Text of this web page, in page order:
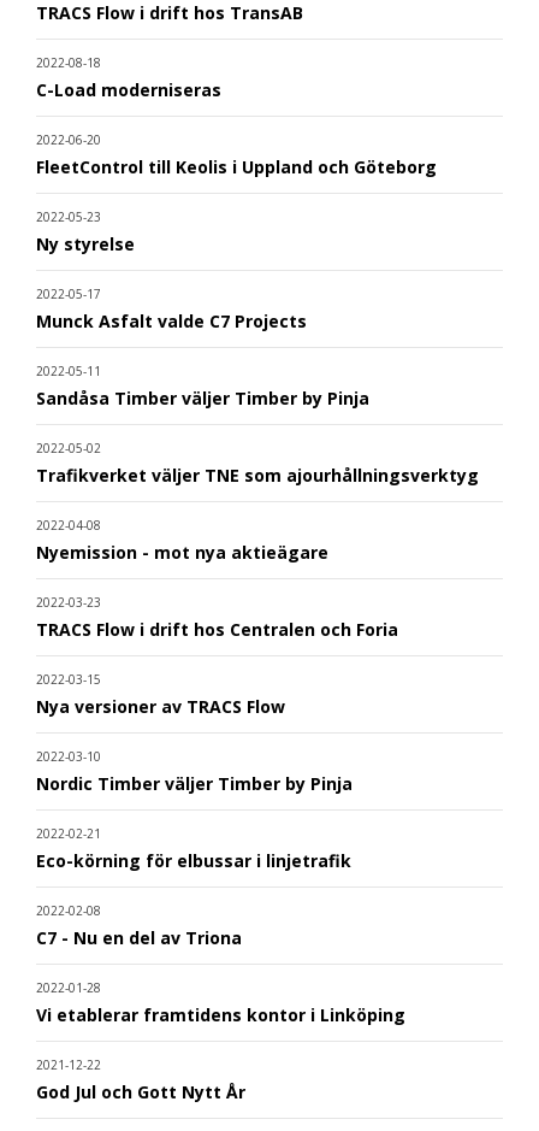
TRACS Flow i drift hos TransAB
2022-08-18
C-Load moderniseras
2022-06-20
FleetControl till Keolis i Uppland och Göteborg
2022-05-23
Ny styrelse
2022-05-17
Munck Asfalt valde C7 Projects
2022-05-11
Sandåsa Timber väljer Timber by Pinja
2022-05-02
Trafikverket väljer TNE som ajourhållningsverktyg
2022-04-08
Nyemission - mot nya aktieägare
2022-03-23
TRACS Flow i drift hos Centralen och Foria
2022-03-15
Nya versioner av TRACS Flow
2022-03-10
Nordic Timber väljer Timber by Pinja
2022-02-21
Eco-körning för elbussar i linjetrafik
2022-02-08
C7 - Nu en del av Triona
2022-01-28
Vi etablerar framtidens kontor i Linköping
2021-12-22
God Jul och Gott Nytt År